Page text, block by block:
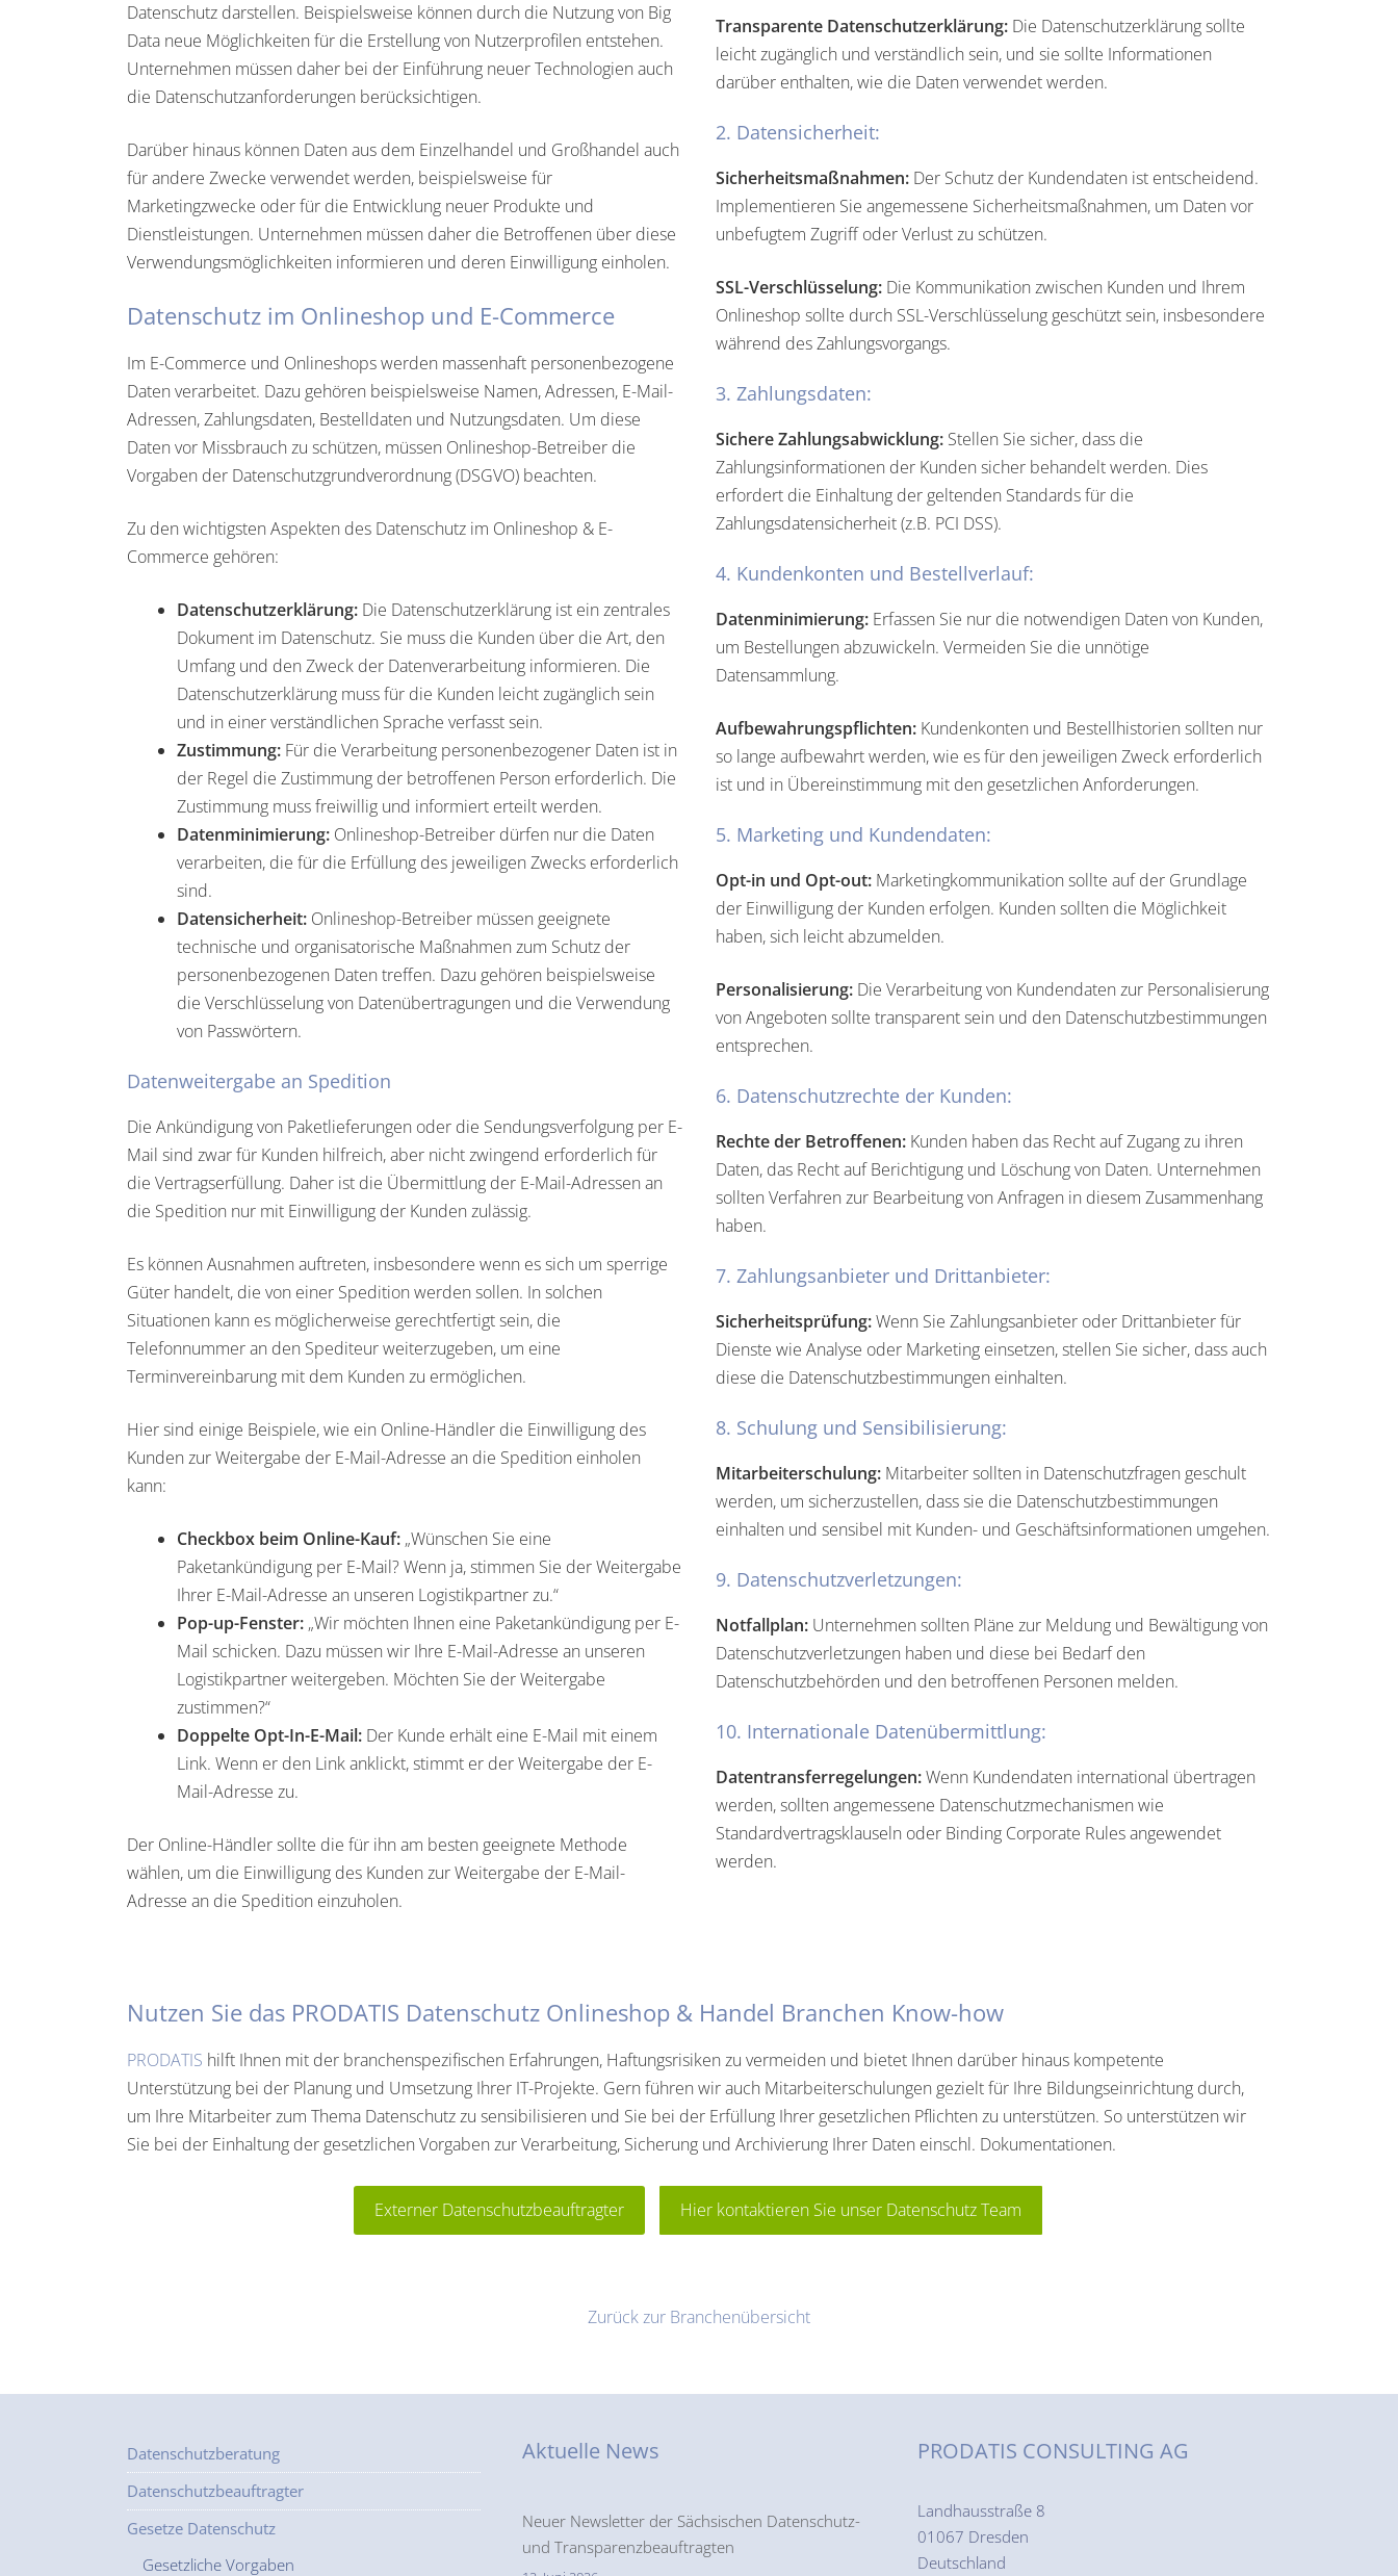
Datenschutz darstellen. Beispielsweise können durch die Nutzung von Big
Data neue Möglichkeiten für die Erstellung von Nutzerprofilen entstehen.
Unternehmen müssen daher bei der Einführung neuer Technologien auch
die Datenschutzanforderungen berücksichtigen.
Darüber hinaus können Daten aus dem Einzelhandel und Großhandel auch
für andere Zwecke verwendet werden, beispielsweise für
Marketingzwecke oder für die Entwicklung neuer Produkte und
Dienstleistungen. Unternehmen müssen daher die Betroffenen über diese
Verwendungsmöglichkeiten informieren und deren Einwilligung einholen.
Datenschutz im Onlineshop und E-Commerce
Im E-Commerce und Onlineshops werden massenhaft personenbezogene
Daten verarbeitet. Dazu gehören beispielsweise Namen, Adressen, E-Mail-
Adressen, Zahlungsdaten, Bestelldaten und Nutzungsdaten. Um diese
Daten vor Missbrauch zu schützen, müssen Onlineshop-Betreiber die
Vorgaben der Datenschutzgrundverordnung (DSGVO) beachten.
Zu den wichtigsten Aspekten des Datenschutz im Onlineshop & E-
Commerce gehören:
Datenschutzerklärung: Die Datenschutzerklärung ist ein zentrales
Dokument im Datenschutz. Sie muss die Kunden über die Art, den
Umfang und den Zweck der Datenverarbeitung informieren. Die
Datenschutzerklärung muss für die Kunden leicht zugänglich sein
und in einer verständlichen Sprache verfasst sein.
Zustimmung: Für die Verarbeitung personenbezogener Daten ist in
der Regel die Zustimmung der betroffenen Person erforderlich. Die
Zustimmung muss freiwillig und informiert erteilt werden.
Datenminimierung: Onlineshop-Betreiber dürfen nur die Daten
verarbeiten, die für die Erfüllung des jeweiligen Zwecks erforderlich
sind.
Datensicherheit: Onlineshop-Betreiber müssen geeignete
technische und organisatorische Maßnahmen zum Schutz der
personenbezogenen Daten treffen. Dazu gehören beispielsweise
die Verschlüsselung von Datenübertragungen und die Verwendung
von Passwörtern.
Datenweitergabe an Spedition
Die Ankündigung von Paketlieferungen oder die Sendungsverfolgung per E-
Mail sind zwar für Kunden hilfreich, aber nicht zwingend erforderlich für
die Vertragserfüllung. Daher ist die Übermittlung der E-Mail-Adressen an
die Spedition nur mit Einwilligung der Kunden zulässig.
Es können Ausnahmen auftreten, insbesondere wenn es sich um sperrige
Güter handelt, die von einer Spedition werden sollen. In solchen
Situationen kann es möglicherweise gerechtfertigt sein, die
Telefonnummer an den Spediteur weiterzugeben, um eine
Terminvereinbarung mit dem Kunden zu ermöglichen.
Hier sind einige Beispiele, wie ein Online-Händler die Einwilligung des
Kunden zur Weitergabe der E-Mail-Adresse an die Spedition einholen
kann:
Checkbox beim Online-Kauf: „Wünschen Sie eine
Paketankündigung per E-Mail? Wenn ja, stimmen Sie der Weitergabe
Ihrer E-Mail-Adresse an unseren Logistikpartner zu.“
Pop-up-Fenster: „Wir möchten Ihnen eine Paketankündigung per E-
Mail schicken. Dazu müssen wir Ihre E-Mail-Adresse an unseren
Logistikpartner weitergeben. Möchten Sie der Weitergabe
zustimmen?“
Doppelte Opt-In-E-Mail: Der Kunde erhält eine E-Mail mit einem
Link. Wenn er den Link anklickt, stimmt er der Weitergabe der E-
Mail-Adresse zu.
Der Online-Händler sollte die für ihn am besten geeignete Methode
wählen, um die Einwilligung des Kunden zur Weitergabe der E-Mail-
Adresse an die Spedition einzuholen.
Transparente Datenschutzerklärung: Die Datenschutzerklärung sollte
leicht zugänglich und verständlich sein, und sie sollte Informationen
darüber enthalten, wie die Daten verwendet werden.
2. Datensicherheit:
Sicherheitsmaßnahmen: Der Schutz der Kundendaten ist entscheidend.
Implementieren Sie angemessene Sicherheitsmaßnahmen, um Daten vor
unbefugtem Zugriff oder Verlust zu schützen.
SSL-Verschlüsselung: Die Kommunikation zwischen Kunden und Ihrem
Onlineshop sollte durch SSL-Verschlüsselung geschützt sein, insbesondere
während des Zahlungsvorgangs.
3. Zahlungsdaten:
Sichere Zahlungsabwicklung: Stellen Sie sicher, dass die
Zahlungsinformationen der Kunden sicher behandelt werden. Dies
erfordert die Einhaltung der geltenden Standards für die
Zahlungsdatensicherheit (z.B. PCI DSS).
4. Kundenkonten und Bestellverlauf:
Datenminimierung: Erfassen Sie nur die notwendigen Daten von Kunden,
um Bestellungen abzuwickeln. Vermeiden Sie die unnötige
Datensammlung.
Aufbewahrungspflichten: Kundenkonten und Bestellhistorien sollten nur
so lange aufbewahrt werden, wie es für den jeweiligen Zweck erforderlich
ist und in Übereinstimmung mit den gesetzlichen Anforderungen.
5. Marketing und Kundendaten:
Opt-in und Opt-out: Marketingkommunikation sollte auf der Grundlage
der Einwilligung der Kunden erfolgen. Kunden sollten die Möglichkeit
haben, sich leicht abzumelden.
Personalisierung: Die Verarbeitung von Kundendaten zur Personalisierung
von Angeboten sollte transparent sein und den Datenschutzbestimmungen
entsprechen.
6. Datenschutzrechte der Kunden:
Rechte der Betroffenen: Kunden haben das Recht auf Zugang zu ihren
Daten, das Recht auf Berichtigung und Löschung von Daten. Unternehmen
sollten Verfahren zur Bearbeitung von Anfragen in diesem Zusammenhang
haben.
7. Zahlungsanbieter und Drittanbieter:
Sicherheitsprüfung:Wenn Sie Zahlungsanbieter oder Drittanbieter für
Dienste wie Analyse oder Marketing einsetzen, stellen Sie sicher, dass auch
diese die Datenschutzbestimmungen einhalten.
8. Schulung und Sensibilisierung:
Mitarbeiterschulung: Mitarbeiter sollten in Datenschutzfragen geschult
werden, um sicherzustellen, dass sie die Datenschutzbestimmungen
einhalten und sensibel mit Kunden- und Geschäftsinformationen umgehen.
9. Datenschutzverletzungen:
Notfallplan: Unternehmen sollten Pläne zur Meldung und Bewältigung von
Datenschutzverletzungen haben und diese bei Bedarf den
Datenschutzbehörden und den betroffenen Personen melden.
10. Internationale Datenübermittlung:
Datentransferregelungen:Wenn Kundendaten international übertragen
werden, sollten angemessene Datenschutzmechanismen wie
Standardvertragsklauseln oder Binding Corporate Rules angewendet
werden.
Nutzen Sie das PRODATIS Datenschutz Onlineshop & Handel Branchen Know-how
PRODATIS hilft Ihnen mit der branchenspezifischen Erfahrungen, Haftungsrisiken zu vermeiden und bietet Ihnen darüber hinaus kompetente
Unterstützung bei der Planung und Umsetzung Ihrer IT-Projekte. Gern führen wir auch Mitarbeiterschulungen gezielt für Ihre Bildungseinrichtung durch,
um Ihre Mitarbeiter zum Thema Datenschutz zu sensibilisieren und Sie bei der Erfüllung Ihrer gesetzlichen Pflichten zu unterstützen. So unterstützen wir
Sie bei der Einhaltung der gesetzlichen Vorgaben zur Verarbeitung, Sicherung und Archivierung Ihrer Daten einschl. Dokumentationen.
Externer Datenschutzbeauftragter Hier kontaktieren Sie unser Datenschutz Team
Zurück zur Branchenübersicht
Datenschutzberatung
Datenschutzbeauftragter
Gesetze Datenschutz
Gesetzliche Vorgaben
Aktuelle News
Neuer Newsletter der Sächsischen Datenschutz-
und Transparenzbeauftragten
PRODATIS CONSULTING AG
Landhausstraße 8
01067 Dresden
Deutschland